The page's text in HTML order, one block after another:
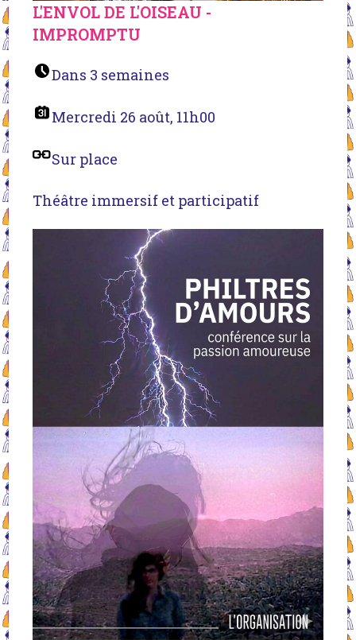
L'ENVOL DE L'OISEAU -
IMPROMPTU
Dans 3 semaines
Mercredi 26 août, 11h00
Sur place
Théâtre immersif et participatif